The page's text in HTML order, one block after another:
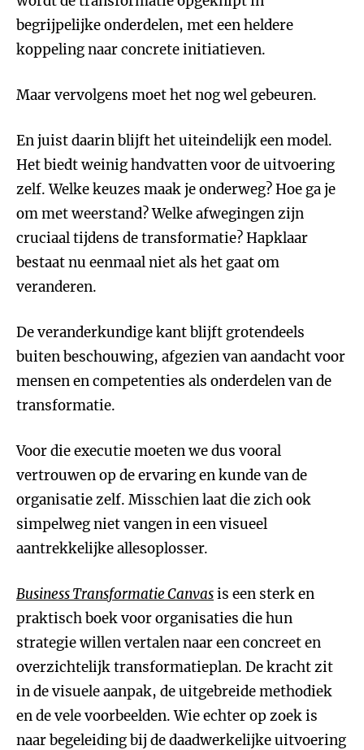
begrijpelijke onderdelen, met een heldere
koppeling naar concrete initiatieven.
Maar vervolgens moet het nog wel gebeuren.
En juist daarin blijft het uiteindelijk een model.
Het biedt weinig handvatten voor de uitvoering
zelf. Welke keuzes maak je onderweg? Hoe ga je
om met weerstand? Welke afwegingen zijn
cruciaal tijdens de transformatie? Hapklaar
bestaat nu eenmaal niet als het gaat om
veranderen.
De veranderkundige kant blijft grotendeels
buiten beschouwing, afgezien van aandacht voor
mensen en competenties als onderdelen van de
transformatie.
Voor die executie moeten we dus vooral
vertrouwen op de ervaring en kunde van de
organisatie zelf. Misschien laat die zich ook
simpelweg niet vangen in een visueel
aantrekkelijke allesoplosser.
Business Transformatie Canvasis een sterk en
praktisch boek voor organisaties die hun
strategie willen vertalen naar een concreet en
overzichtelijk transformatieplan. De kracht zit
in de visuele aanpak, de uitgebreide methodiek
en de vele voorbeelden. Wie echter op zoek is
naar begeleiding bij de daadwerkelijke uitvoering